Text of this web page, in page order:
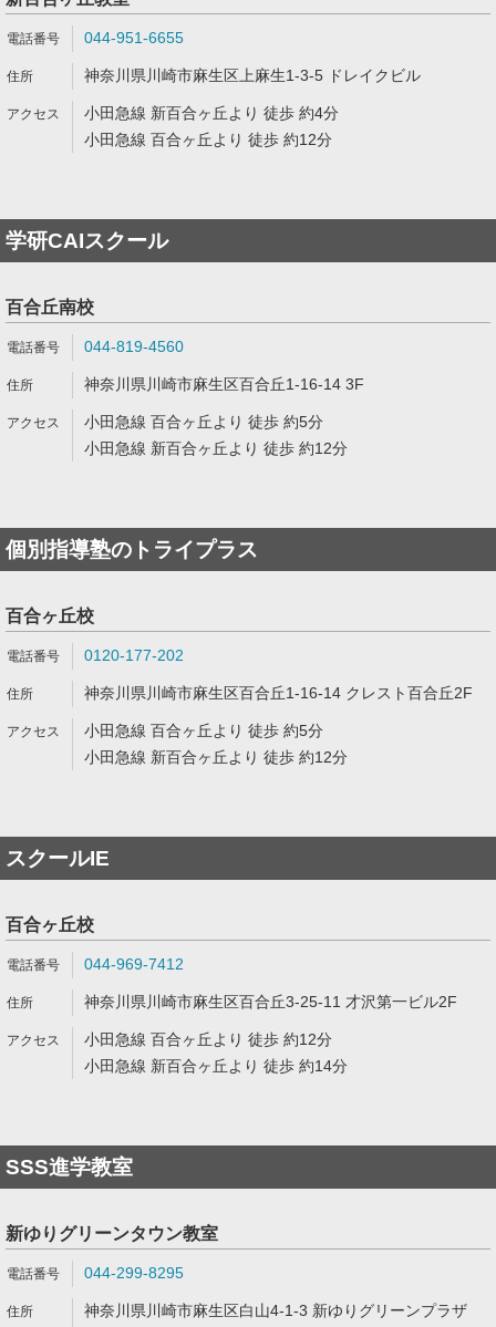
044-951-6655
神奈川県川崎市麻生区上麻生1-3-5 ドレイクビル
小田急線 新百合ヶ丘より 徒歩 約4分
小田急線 百合ヶ丘より 徒歩 約12分
学研CAIスクール
百合丘南校
044-819-4560
神奈川県川崎市麻生区百合丘1-16-14 3F
小田急線 百合ヶ丘より 徒歩 約5分
小田急線 新百合ヶ丘より 徒歩 約12分
個別指導塾のトライプラス
百合ヶ丘校
0120-177-202
神奈川県川崎市麻生区百合丘1-16-14 クレスト百合丘2F
小田急線 百合ヶ丘より 徒歩 約5分
小田急線 新百合ヶ丘より 徒歩 約12分
スクールIE
百合ヶ丘校
044-969-7412
神奈川県川崎市麻生区百合丘3-25-11 才沢第一ビル2F
小田急線 百合ヶ丘より 徒歩 約12分
小田急線 新百合ヶ丘より 徒歩 約14分
SSS進学教室
新ゆりグリーンタウン教室
044-299-8295
神奈川県川崎市麻生区白山4-1-3 新ゆりグリーンプラザ